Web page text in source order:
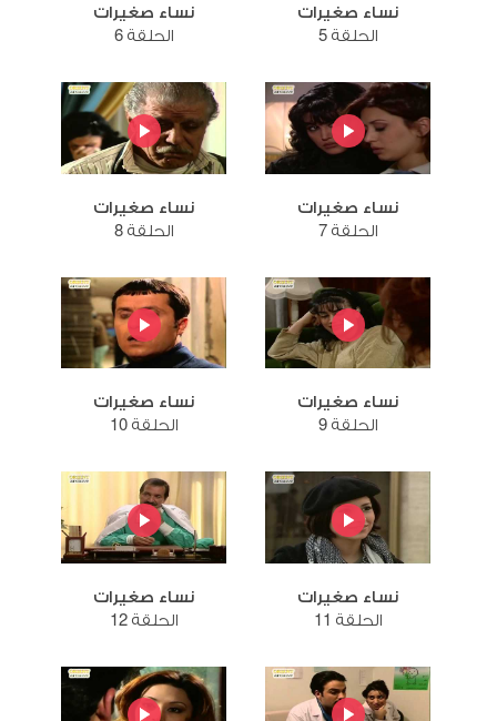
نساء صغيرات
الحلقة 5
نساء صغيرات
الحلقة 6
نساء صغيرات
الحلقة 7
نساء صغيرات
الحلقة 8
نساء صغيرات
الحلقة 9
نساء صغيرات
الحلقة 10
نساء صغيرات
الحلقة 11
نساء صغيرات
الحلقة 12